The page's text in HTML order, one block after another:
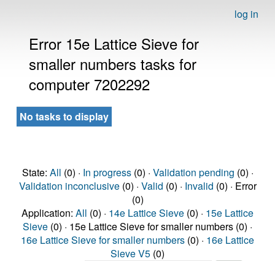
log in
Error 15e Lattice Sieve for
smaller numbers tasks for
computer 7202292
No tasks to display
State: All (0) · In progress(0) · Validation pending (0) ·
Validation inconclusive(0) · Valid (0) · Invalid (0) · Error
(0)
Application: All (0) · 14e Lattice Sieve (0) · 15e Lattice
Sieve (0) · 15e Lattice Sieve for smaller numbers (0) ·
16e Lattice Sieve for smaller numbers (0) · 16e Lattice
Sieve V5 (0)